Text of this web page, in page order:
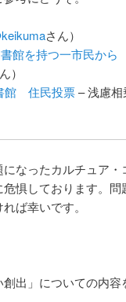
さん）
館を持つ一市民か
）
館 住民投票– 浅慮相
なったカルチュア・
惧しております。問
ば幸いです。
出」についての内容